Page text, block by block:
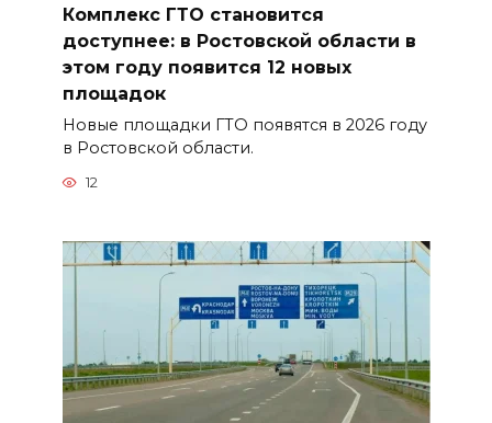
Комплекс ГТО становится
доступнее: в Ростовской области в
этом году появится 12 новых
площадок
Новые площадки ГТО появятся в 2026 году
в Ростовской области.
12